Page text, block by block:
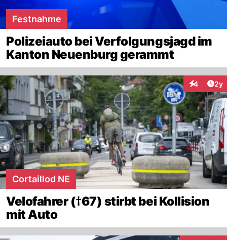
Festnahme
Polizeiauto bei Verfolgungsjagd im
Kanton Neuenburg gerammt
4 2y
Cortaillod NE
Velofahrer (†67) stirbt bei Kollision
mit Auto